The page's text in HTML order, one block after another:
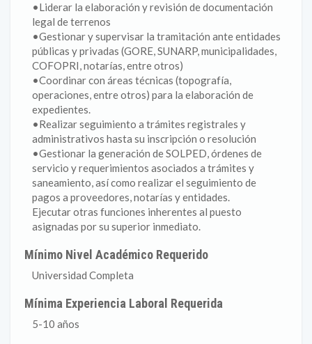
•Liderar la elaboración y revisión de documentación
legal de terrenos
•Gestionar y supervisar la tramitación ante entidades
públicas y privadas (GORE, SUNARP, municipalidades,
COFOPRI, notarías, entre otros)
•Coordinar con áreas técnicas (topografía,
operaciones, entre otros) para la elaboración de
expedientes.
•Realizar seguimiento a trámites registrales y
administrativos hasta su inscripción o resolución
•Gestionar la generación de SOLPED, órdenes de
servicio y requerimientos asociados a trámites y
saneamiento, así como realizar el seguimiento de
pagos a proveedores, notarías y entidades.
Ejecutar otras funciones inherentes al puesto
asignadas por su superior inmediato.
Mínimo Nivel Académico Requerido
Universidad Completa
Mínima Experiencia Laboral Requerida
5-10 años